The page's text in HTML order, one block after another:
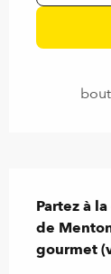
Partez à
de
gourmet